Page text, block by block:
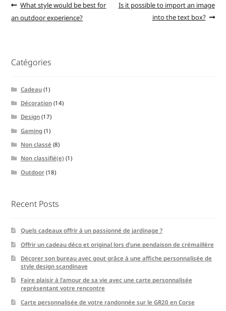
What style would be best for
an outdoor experience?
Is it possible to import an image
into the text box?
Catégories
Cadeau(1)
Décoration(14)
Design(17)
Gaming(1)
Non classé (8)
Non classifié(e)(1)
Outdoor(18)
Recent Posts
Quels cadeaux offrir à un passionné de jardinage ?
Offrir un cadeau déco et original lors d’une pendaison de crémaillère
Décorer son bureau avec gout grâce à une affiche personnalisée de
style design scandinave
Faire plaisir à l’amour de sa vie avec une carte personnalisée
représentant votre rencontre
Carte personnalisée de votre randonnée sur le GR20 en Corse